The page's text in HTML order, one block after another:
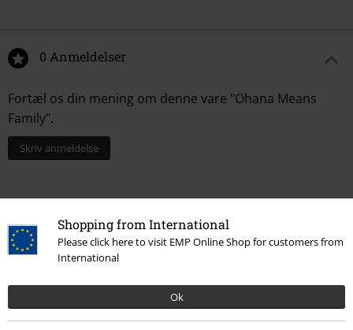
Shopping from International
Please click here to visit EMP Online Shop for customers from
International
Ok
0 Anmeldelser
Fortæl os din mening om denne vare "Ohana Means
Family".
Skriv anmeldelse
Senest besøgt